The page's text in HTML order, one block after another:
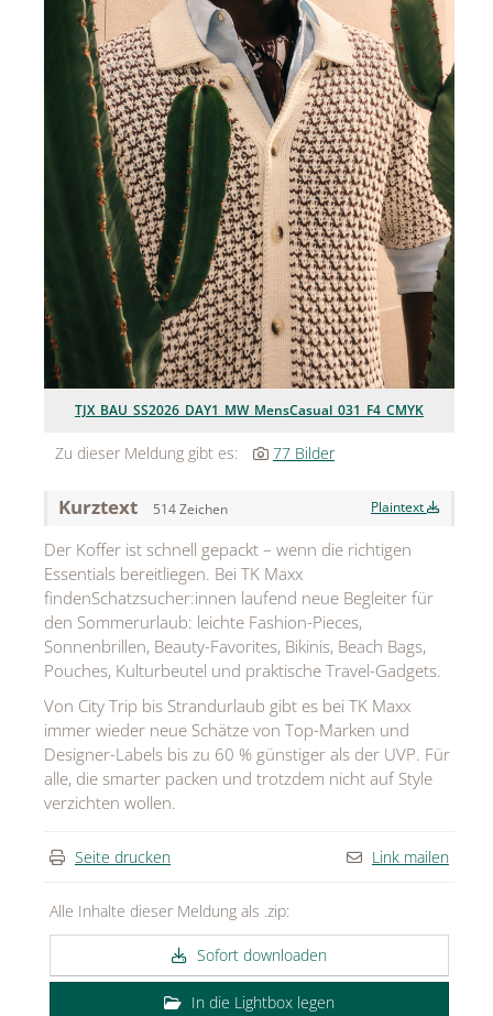
Jean Paul Gaultier
Lindt & Sprüngli
Nägele & Strubell
sh!ne by Dorotheum Juwelier
Sicheldorfer Heilwasser
TK Maxx
True Co.
MEDIA
ÜBER
KONTAKT
TJX_BAU_SS2026_DAY1_MW_MensCasual_031_F4_CMYK
Zu dieser Meldung gibt es: 77 Bilder
Kurztext 514 Zeichen Plaintext
Der Koffer ist schnell gepackt – wenn die richtigen
Essentials bereitliegen. Bei TK Maxx
findenSchatzsucher:innen laufend neue Begleiter für
den Sommerurlaub: leichte Fashion-Pieces,
Sonnenbrillen, Beauty-Favorites, Bikinis, Beach Bags,
Pouches, Kulturbeutel und praktische Travel-Gadgets.
Von City Trip bis Strandurlaub gibt es bei TK Maxx
immer wieder neue Schätze von Top-Marken und
Designer-Labels bis zu 60 % günstiger als der UVP. Für
alle, die smarter packen und trotzdem nicht auf Style
verzichten wollen.
Seite drucken Link mailen
Alle Inhalte dieser Meldung als .zip:
Sofort downloaden
In die Lightbox legen